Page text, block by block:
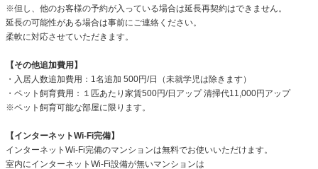
※但し、他のお客様の予約が入っている場合は延長再契約はできません。
延長の可能性がある場合は事前にご連絡ください。
柔軟に対応させていただきます。
【その他追加費用】
・入居人数追加費用：1名追加 500円/日（未就学児は除きます）
・ペット飼育費用：１匹あたり家賃500円/日アップ 清掃代11,000円アップ
※ペット飼育可能な部屋に限ります。
【インターネットWi-Fi完備】
インターネットWi-Fi完備のマンションは無料でお使いいただけます。
室内にインターネットWi-Fi設備が無いマンションは